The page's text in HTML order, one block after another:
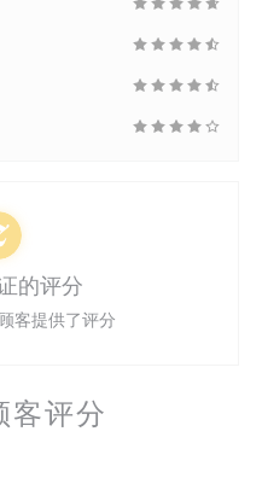
客评分
的评分
客提供了评分